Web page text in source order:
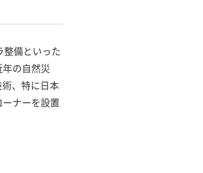
備といった
の自然災
、特に日本
ナーを設置